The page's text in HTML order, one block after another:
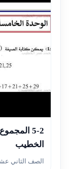
▶
5-2
الخطيب
الصف الثاني